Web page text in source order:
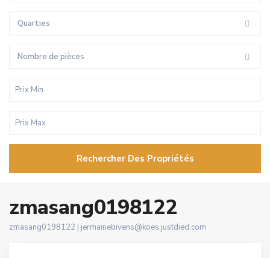
Quarties
Nombre de pièces
Rechercher Des Propriétés
zmasang0198122
zmasang0198122 | jermainebivens@koes.justdied.com